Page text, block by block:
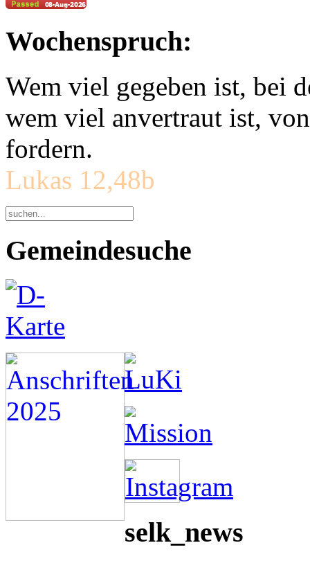
Wochenspruch:
Wem viel gegeben ist, bei
wem viel anvertraut ist,
fordern.
Lukas 12,48b
Gemeindesuche
selk_news